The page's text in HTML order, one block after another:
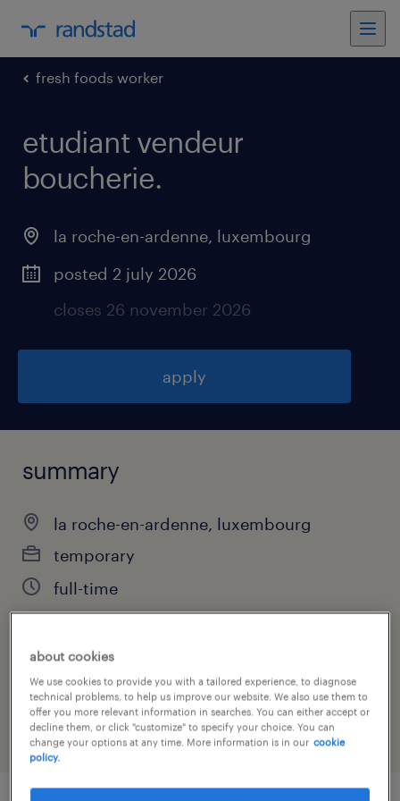
fresh foods worker
etudiant vendeur
boucherie.
la roche-en-ardenne, luxembourg
posted 2 july 2026
closes 26 november 2026
apply
summary
la roche-en-ardenne, luxembourg
temporary
full-time
sales
about cookies
We use cookies to provide you with a tailored experience, to diagnose
technical problems, to help us improve our website. We also use them to
offer you more relevant information in searches. You can either accept or
decline them, or click "customize" to specify your choice. You can
change your options at any time. More information is in our cookie
policy.